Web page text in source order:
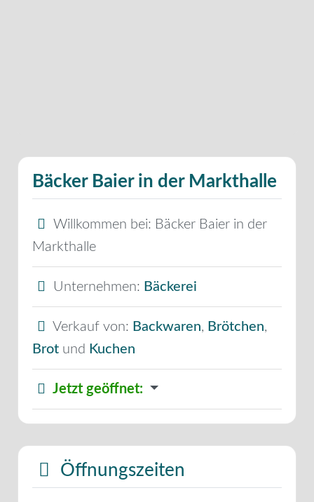
Bäcker Baier in der Markthalle
Willkommen bei: Bäcker Baier in der
Markthalle
Unternehmen: Bäckerei
Verkauf von: Backwaren, Brötchen,
Brot und Kuchen
Jetzt geöffnet:
Öffnungszeiten